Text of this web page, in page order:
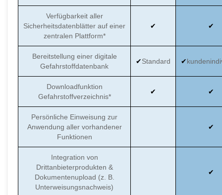
Verfügbarkeit aller
Sicherheitsdatenblätter auf einer
zentralen Plattform*
Bereitstellung einer digitale
Gefahrstoffdatenbank
Standard
Downloadfunktion
Gefahrstoffverzeichnis*
Persönliche Einweisung zur
Anwendung aller vorhandener
Funktionen
Integration von
Drittanbieterprodukten &
Dokumentenupload (z. B.
Unterweisungsnachweis)